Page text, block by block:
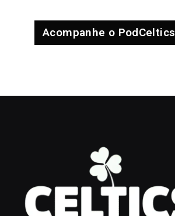
Acompanhe o PodCeltics